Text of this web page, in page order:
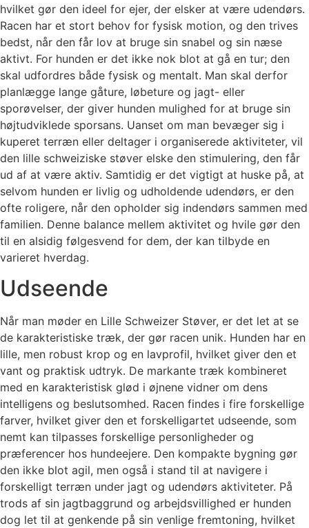
hvilket gør den ideel for ejer, der elsker at være udendørs.
Racen har et stort behov for fysisk motion, og den trives
bedst, når den får lov at bruge sin snabel og sin næse
aktivt. For hunden er det ikke nok blot at gå en tur; den
skal udfordres både fysisk og mentalt. Man skal derfor
planlægge lange gåture, løbeture og jagt- eller
sporøvelser, der giver hunden mulighed for at bruge sin
højtudviklede sporsans. Uanset om man bevæger sig i
kuperet terræn eller deltager i organiserede aktiviteter, vil
den lille schweiziske støver elske den stimulering, den får
ud af at være aktiv. Samtidig er det vigtigt at huske på, at
selvom hunden er livlig og udholdende udendørs, er den
ofte roligere, når den opholder sig indendørs sammen med
familien. Denne balance mellem aktivitet og hvile gør den
til en alsidig følgesvend for dem, der kan tilbyde en
varieret hverdag.
Udseende
Når man møder en Lille Schweizer Støver, er det let at se
de karakteristiske træk, der gør racen unik. Hunden har en
lille, men robust krop og en lavprofil, hvilket giver den et
vant og praktisk udtryk. De markante træk kombineret
med en karakteristisk glød i øjnene vidner om dens
intelligens og beslutsomhed. Racen findes i fire forskellige
farver, hvilket giver den et forskelligartet udseende, som
nemt kan tilpasses forskellige personligheder og
præferencer hos hundeejere. Den kompakte bygning gør
den ikke blot agil, men også i stand til at navigere i
forskelligt terræn under jagt og udendørs aktiviteter. På
trods af sin jagtbaggrund og arbejdsvillighed er hunden
dog let til at genkende på sin venlige fremtoning, hvilket